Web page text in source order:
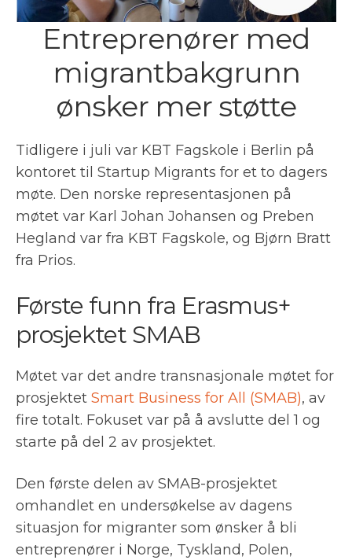
Entreprenører med
migrantbakgrunn
ønsker mer støtte
Tidligere i juli var KBT Fagskole i Berlin på
kontoret til Startup Migrants for et to dagers
møte. Den norske representasjonen på
møtet var Karl Johan Johansen og Preben
Hegland var fra KBT Fagskole, og Bjørn Bratt
fra Prios.
Første funn fra Erasmus+
prosjektet SMAB
Møtet var det andre transnasjonale møtet for
prosjektet Smart Business for All (SMAB), av
fire totalt. Fokuset var på å avslutte del 1 og
starte på del 2 av prosjektet.
Den første delen av SMAB-prosjektet
omhandlet en undersøkelse av dagens
situasjon for migranter som ønsker å bli
entreprenører i Norge, Tyskland, Polen,